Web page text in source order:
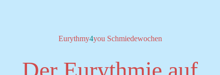
Eurythmy4you Schmiedewochen